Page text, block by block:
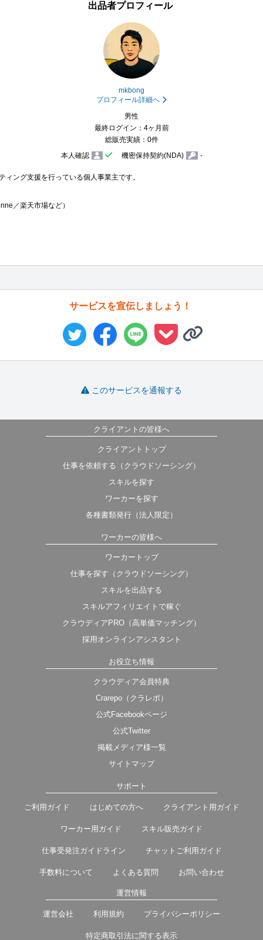
出品者プロフィール
mkbong
プロフィール詳細へ
男性
最終ログイン：4ヶ月前
総販売実績：0件
本人確認
機密保持契約(NDA) -
ング支援を行っている個人事業主です。
／楽天市場など）
サービスを宣伝しましょう！
このサービスを通報する
クライアントの皆様へ
クライアントトップ
仕事を依頼する（クラウドソーシング）
スキルを探す
ワーカーを探す
各種書類発行（法人限定）
ワーカーの皆様へ
ワーカートップ
仕事を探す（クラウドソーシング）
スキルを出品する
スキルアフィリエイトで稼ぐ
クラウディアPRO（高単価マッチング）
採用オンラインアシスタント
お役立ち情報
クラウディア会員特典
Crarepo（クラレポ）
公式Facebookページ
公式Twitter
掲載メディア様一覧
サイトマップ
サポート
ご利用ガイド はじめての方へ クライアント用ガイド
ワーカー用ガイド スキル販売ガイド
仕事受発注ガイドライン チャットご利用ガイド
手数料について よくある質問 お問い合わせ
運営情報
運営会社 利用規約 プライバシーポリシー
特定商取引法に関する表示